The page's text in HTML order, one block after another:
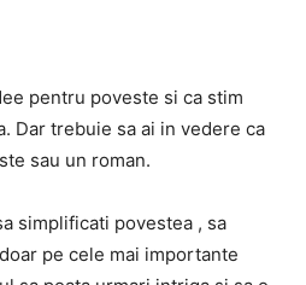
pentru poveste si ca stim
Dar trebuie sa ai in vedere ca
sau un roman.
simplificati povestea , sa
pe cele mai importante